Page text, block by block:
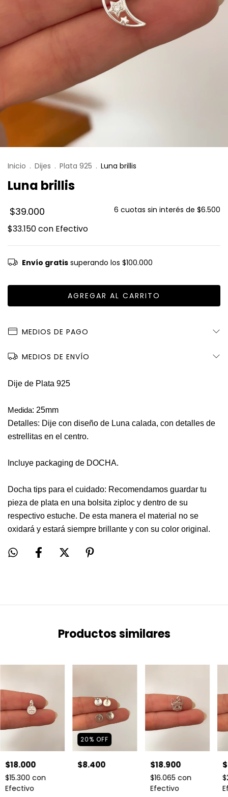
Inicio . Dijes . Plata 925 . Luna brillis
Luna brillis
$39.000 6 cuotas sin interés de $6.500
$33.150con Efectivo
Envío gratis superando los $100.000
MEDIOS DE PAGO
MEDIOS DE ENVÍO
Dije de Plata 925
Medida: 25mm
Detalles: Dije con diseño de Luna calada, con detalles de
estrellitas en el centro.
Incluye packaging de DOCHA.
Docha tips para el cuidado: Recomendamos guardar tu
pieza de plata en una bolsita ziploc y dentro de su
respectivo estuche. De esta manera el material no se
oxidará y estará siempre brillante y con su color original.
Productos similares
$18.000
$15.300 con
Efectivo
20% OFF
$8.400 $18.900
$16.065 con
Efectivo